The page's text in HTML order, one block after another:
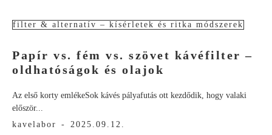
filter & alternatív – kísérletek és ritka módszerek
Papír vs. fém vs. szövet kávéfilter –
oldhatóságok és olajok
Az első korty emlékeSok kávés pályafutás ott kezdődik, hogy valaki
először...
kavelabor
- 2025.09.12.